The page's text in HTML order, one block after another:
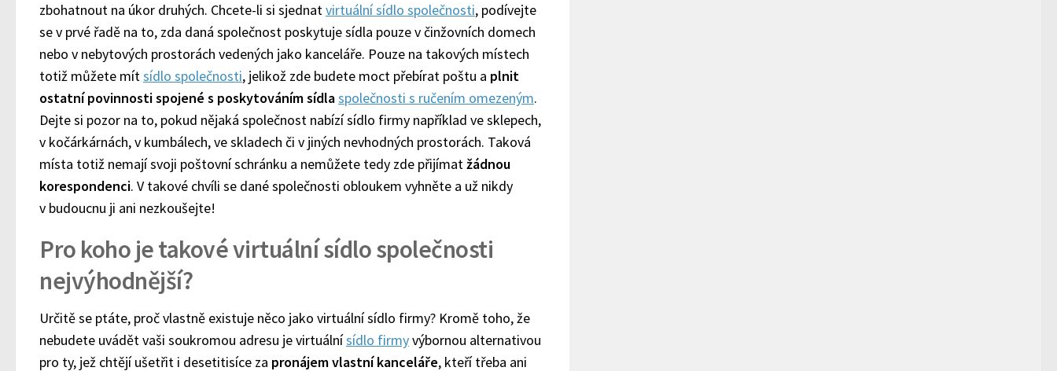
zbohatnout na úkor druhých. Chcete-li si sjednatvirtuální sídlo společnosti, podívejte
se v prvé řadě na to, zda daná společnost poskytuje sídla pouze v činžovních domech
nebo v nebytových prostorách vedených jako kanceláře. Pouze na takových místech
totiž můžete mítsídlo společnosti, jelikož zde budete moct přebírat poštu a plnit
ostatní povinnosti spojené s poskytováním sídlaspolečnosti s ručením omezeným.
Dejte si pozor na to, pokud nějaká společnost nabízí sídlo firmy například ve sklepech,
v kočárkárnách, v kumbálech, ve skladech či v jiných nevhodných prostorách. Taková
místa totiž nemají svoji poštovní schránku a nemůžete tedy zde přijímatžádnou
korespondenci. V takové chvíli se dané společnosti obloukem vyhněte a už nikdy
v budoucnu ji ani nezkoušejte!
Pro koho je takové virtuální sídlo společnosti
nejvýhodnější?
Určitě se ptáte, proč vlastně existuje něco jako virtuální sídlo firmy? Kromě toho, že
nebudete uvádět vaši soukromou adresu je virtuálnísídlo firmyvýbornou alternativou
pro ty, jež chtějí ušetřit i desetitisíce za pronájem vlastní kanceláře, kteří třeba ani